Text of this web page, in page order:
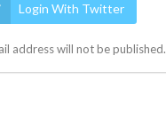
Login With Twitter
address will not be published.